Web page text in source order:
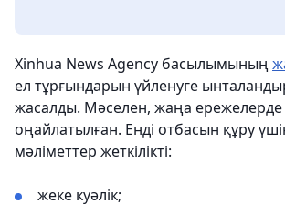
Xinhua News Agency басылымының
ел тұрғындарын үйленуге
жасалды. Мәселен, жаңа ережелерде
оңайлатылған. Енді отбасын құру
мәліметтер жеткілікті:
жеке куәлік;